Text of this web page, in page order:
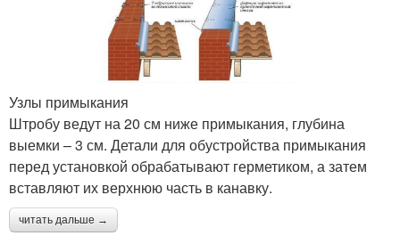
Узлы примыкания
Штробу ведут на 20 см ниже примыкания, глубина
выемки – 3 см. Детали для обустройства примыкания
перед установкой обрабатывают герметиком, а затем
вставляют их верхнюю часть в канавку.
читать дальше →